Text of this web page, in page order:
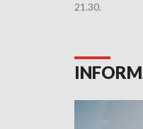
21.30.